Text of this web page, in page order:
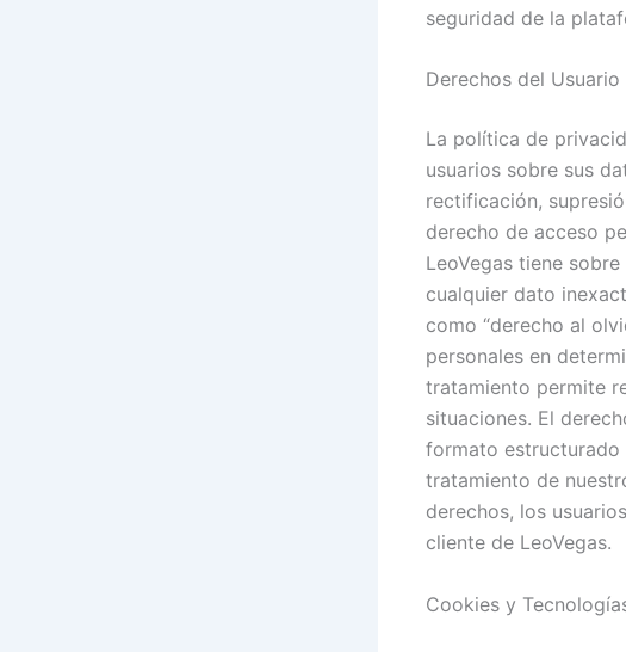
seguridad de la
Derechos del Usuario
La política de
usuarios sobre sus
rectificación,
derecho de acceso
LeoVegas tiene
cualquier dato
como “derecho al
personales en
tratamiento permite
situaciones. El
formato estructurado
tratamiento de
derechos, los
cliente de LeoVegas.
Cookies y